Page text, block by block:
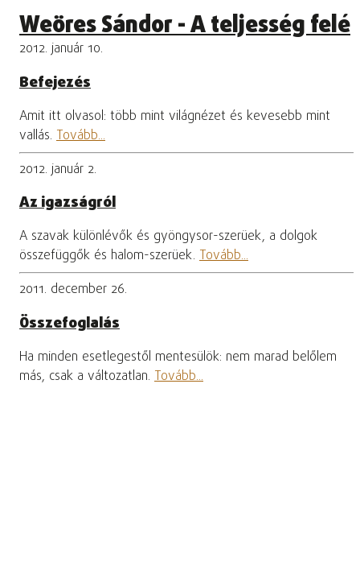
Weöres Sándor - A teljesség felé
2012. január 10.
Befejezés
Amit itt olvasol: több mint világnézet és kevesebb mint
vallás. Tovább...
2012. január 2.
Az igazságról
A szavak különlévők és gyöngysor-szerüek, a dolgok
összefüggők és halom-szerüek. Tovább...
2011. december 26.
Összefoglalás
Ha minden esetlegestől mentesülök: nem marad belőlem
más, csak a változatlan. Tovább...